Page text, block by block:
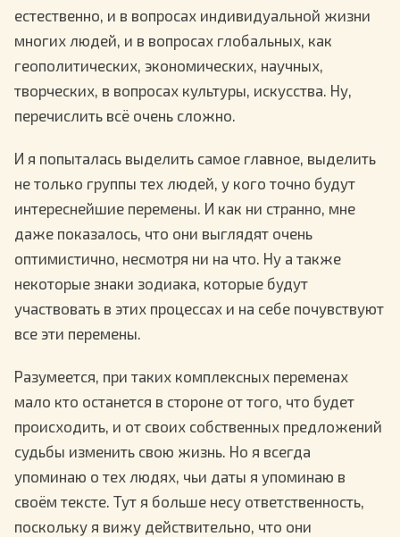
естественно, и в вопросах индивидуальной жизни
многих людей, и в вопросах глобальных, как
геополитических, экономических, научных,
творческих, в вопросах культуры, искусства. Ну,
перечислить всё очень сложно.
И я попыталась выделить самое главное, выделить
не только группы тех людей, у кого точно будут
интереснейшие перемены. И как ни странно, мне
даже показалось, что они выглядят очень
оптимистично, несмотря ни на что. Ну а также
некоторые знаки зодиака, которые будут
участвовать в этих процессах и на себе почувствуют
все эти перемены.
Разумеется, при таких комплексных переменах
мало кто останется в стороне от того, что будет
происходить, и от своих собственных предложений
судьбы изменить свою жизнь. Но я всегда
упоминаю о тех людях, чьи даты я упоминаю в
своём тексте. Тут я больше несу ответственность,
поскольку я вижу действительно, что они